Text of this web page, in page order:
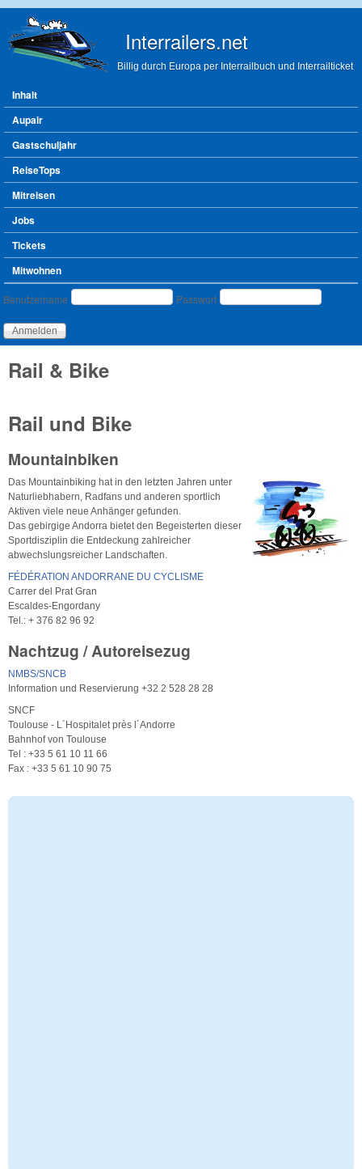
Interrailers.net
Billig durch Europa per Interrailbuch und Interrailticket
Hauptmenü
Inhalt
Aupair
Gastschuljahr
ReiseTops
Mitreisen
Jobs
Tickets
Mitwohnen
Benutzeranmeldung
Benutzername Passwort
Rail & Bike
Rail und Bike
Mountainbiken
Das Mountainbiking hat in den letzten Jahren unter
Naturliebhabern, Radfans und anderen sportlich
Aktiven viele neue Anhänger gefunden.
Das gebirgige Andorra bietet den Begeisterten dieser
Sportdisziplin die Entdeckung zahlreicher
abwechslungsreicher Landschaften.
FÉDÉRATION ANDORRANE DU CYCLISME
Carrer del Prat Gran
Escaldes-Engordany
Tel.: + 376 82 96 92
Nachtzug / Autoreisezug
NMBS/SNCB
Information und Reservierung +32 2 528 28 28
SNCF
Toulouse - L´Hospitalet près l´Andorre
Bahnhof von Toulouse
Tel : +33 5 61 10 11 66
Fax : +33 5 61 10 90 75